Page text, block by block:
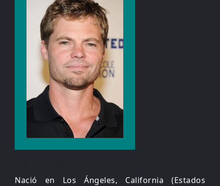
Nació en Los Ángeles, California (Estados